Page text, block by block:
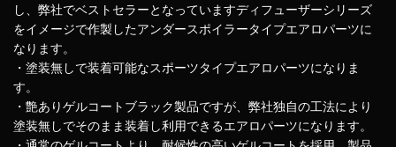
し、弊社でベストセラーとなっていますディフューザーシリーズ
をイメージで作製したアンダースポイラータイプエアロパーツに
なります。
・塗装無しで装着可能なスポーツタイプエアロパーツになりま
す。
・艶ありゲルコートブラック製品ですが、弊社独自の工法により
塗装無しでそのまま装着し利用できるエアロパーツになります。